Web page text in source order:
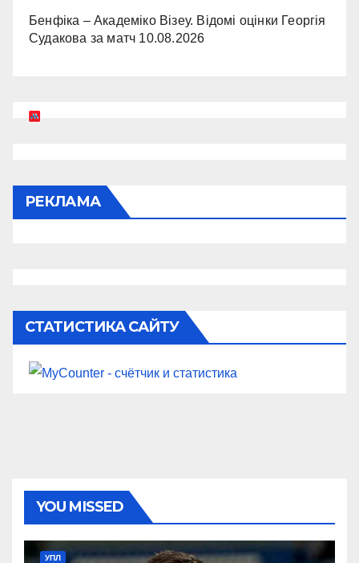
Бенфіка – Академіко Візеу. Відомі оцінки Георгія
Судакова за матч 10.08.2026
РЕКЛАМА
СТАТИСТИКА САЙТУ
YOU MISSED
УПЛ